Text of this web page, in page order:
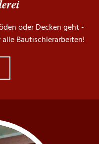
oder Decken geht -
Bautischlerarbeiten!